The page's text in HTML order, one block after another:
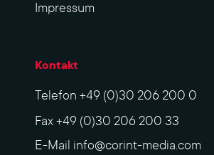
Impres­sum
Kontakt
Telefon +49 (0)30 206 200 0
Fax+49 (0)30 206 200 33
E-Mail info@corint-media.com